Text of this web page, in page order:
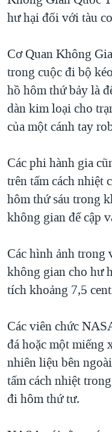
"Tìm"NGƯỜI VIỆT HẢI
KINH TẾ
KHOA HỌC
VĂN HOÁ
GIÁO DỤC
TẠI
HÀNH TRÌNH BẦU
GIẢI MÃ VÀNH ĐAI &
NGÀY TỊ NẠN THẾ
TRỊNH VĨNH BÌNH -
GROUND ZERO –
CÁC GIÁ TRỊ CỘNG
THƯỢNG ĐỈNH
TRỊNH VĨNH BÌNH VS.
BÊN KIA QUỐC LỘ:
QUAN HỆ VIỆT MỸ
VIDEO
MẠNG XÃ HỘI
Ngôn ngữ khác
hư hại đối với tàu
Cơ Quan Không
trong cuộc đi bộ
hồ hôm thứ bảy là
dàn kim loại cho
của một cánh tay
Các phi hành gia
trên tấm cách nhiệt
hôm thứ sáu trong
không gian để cập
Các hình ảnh
không gian cho hư
tích khoảng 7,5
Các viên chức
đá hoặc một miếng
nhiên liệu bên
tấm cách nhiệt
đi hôm thứ tư.